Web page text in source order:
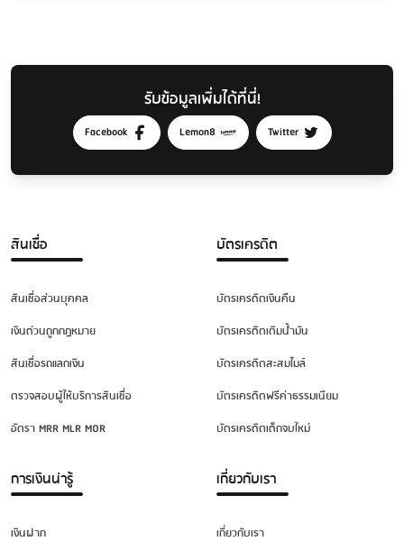
รับข้อมูลเพิ่มได้ที่นี่!
Facebook Lemon8 Twitter
สินเชื่อ
สินเชื่อส่วนบุคคล
เงินด่วนถูกกฎหมาย
สินเชื่อรถแลกเงิน
ตรวจสอบผู้ให้บริการสินเชื่อ
อัตรา MRR MLR MOR
บัตรเครดิต
บัตรเครดิตเงินคืน
บัตรเครดิตเติมน้ำมัน
บัตรเครดิตสะสมไมล์
บัตรเครดิตฟรีค่าธรรมเนียม
บัตรเครดิตเด็กจบใหม่
การเงินน่ารู้
เงินฝาก
เกี่ยวกับเรา
เกี่ยวกับเรา